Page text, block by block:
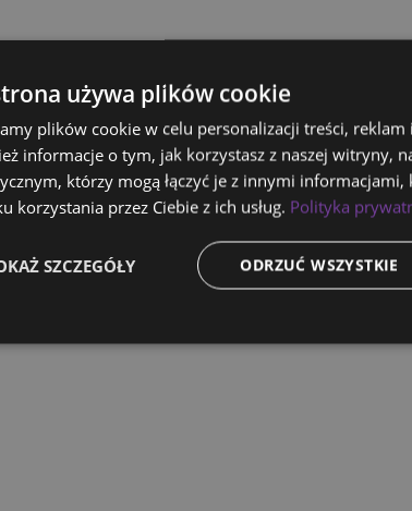
używa plików cookie
plików cookie w celu personalizacji treści,
informacje o tym, jak korzystasz z naszej witryny,
którzy mogą łączyć je z innymi
korzystania przez Ciebie z ich usług. Polityka
ODRZUĆ WSZYSTKIE
SZCZEGÓŁY